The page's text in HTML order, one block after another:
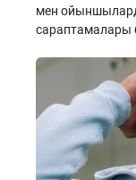
мен
сараптамалары